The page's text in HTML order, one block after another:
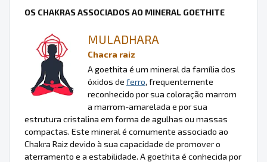
OS CHAKRAS ASSOCIADOS AO MINERAL GOETHITE
MULADHARA
Chacra raiz
A goethita é um mineral da família dos
óxidos de ferro, frequentemente
reconhecido por sua coloração marrom
a marrom-amarelada e por sua
estrutura cristalina em forma de agulhas ou massas
compactas. Este mineral é comumente associado ao
Chakra Raiz devido à sua capacidade de promover o
aterramento e a estabilidade. A goethita é conhecida por